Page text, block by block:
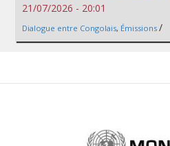
21/07/2026 - 20:01
Dialogue entre Congolais, Émissions /